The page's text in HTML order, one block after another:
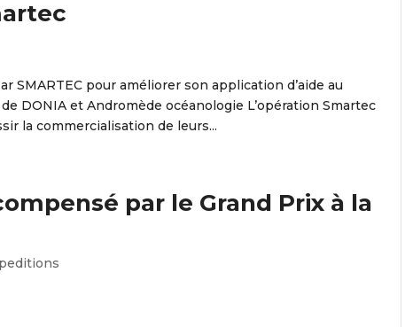
SMARTEC pour améliorer son application d’aide au
DONIA et Andromède océanologie L’opération Smartec
la commercialisation de leurs...
par le Grand Prix à la